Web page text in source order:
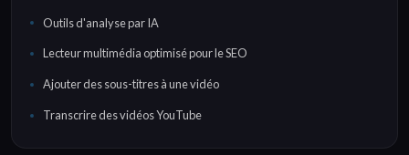
Outils d'analyse par IA
Lecteur multimédia optimisé pour le SEO
Ajouter des sous-titres à une vidéo
Transcrire des vidéos YouTube